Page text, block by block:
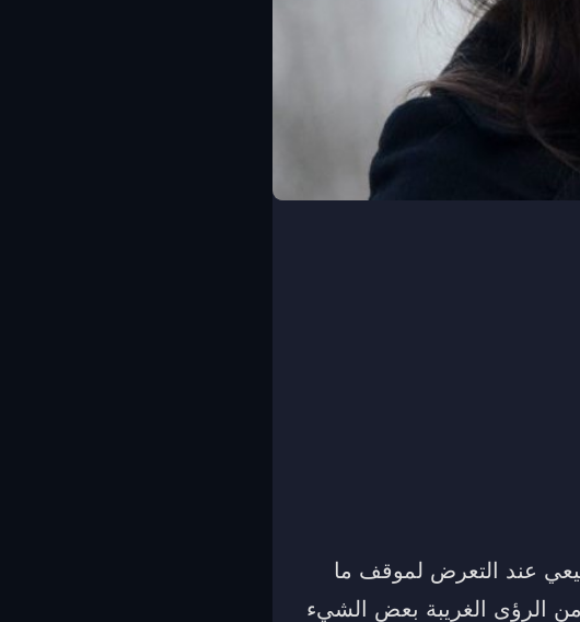
عند التعرض لموقف ما
من الرؤى الغريبة بعض الشيء